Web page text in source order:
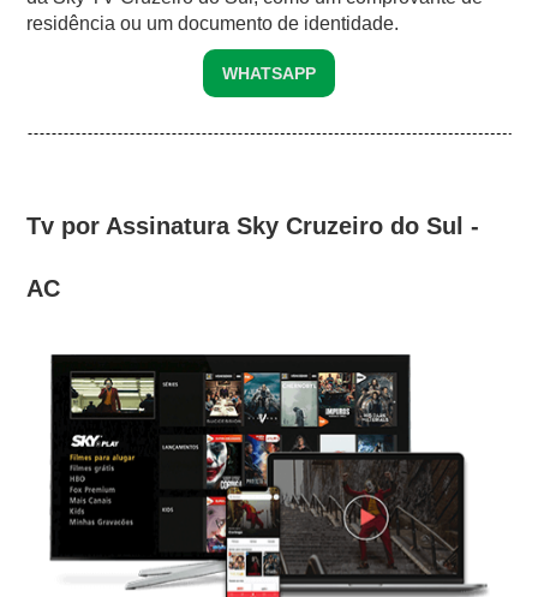
residência ou um documento de identidade.
WHATSAPP
Tv por Assinatura Sky Cruzeiro do Sul -
AC